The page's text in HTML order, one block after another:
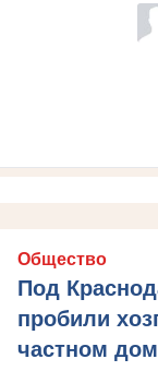
Общество
Под
пробили
частном